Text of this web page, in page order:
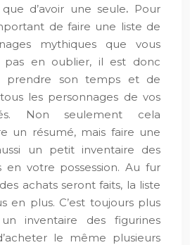
d’avoir une seule. Pour
de faire une liste de
mythiques que vous
pas en oublier, il est donc
prendre son temps et de
les personnages de vos
Non seulement cela
un résumé, mais faire une
un petit inventaire des
en votre possession. Au fur
achats seront faits, la liste
en plus. C’est toujours plus
un inventaire des figurines
le même plusieurs